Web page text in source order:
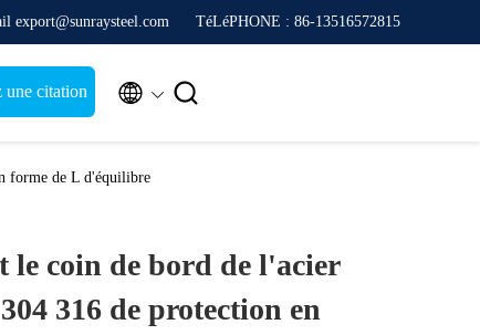
export@sunraysteel.com TéLéPHONE : 86-13516572815
une citation  
forme de L d'équilibre
le coin de bord de l'acier
316 de protection en